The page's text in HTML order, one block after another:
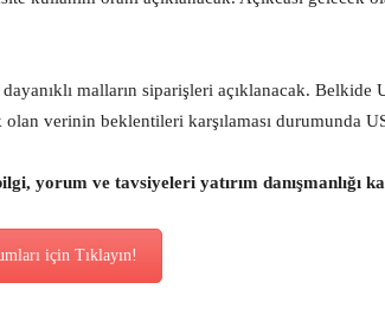
malların siparişleri açıklanacak. Belkide
verinin beklentileri karşılaması durumunda
yorum ve tavsiyeleri yatırım danışmanlığı
için Tıklayın!